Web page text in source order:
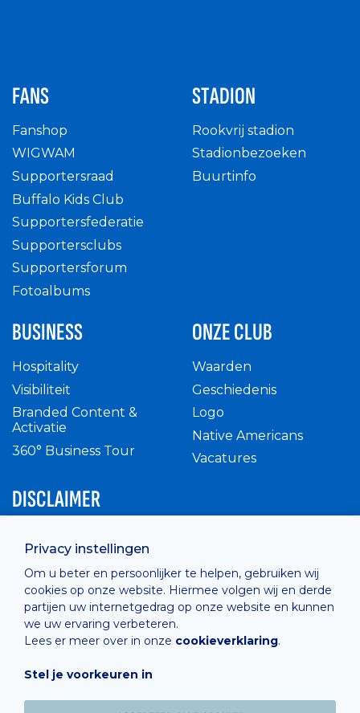
Privacy instellingen
Om u beter en persoonlijker te helpen, gebruiken wij
cookies op onze website. Hiermee volgen wij en derde
partijen uw internetgedrag op onze website en kunnen
we uw ervaring verbeteren.
Lees er meer over in onze cookieverklaring.
Stel je voorkeuren in
FANS
Fanshop
WIGWAM
Supportersraad
Buffalo Kids Club
Supportersfederatie
Supportersclubs
Supportersforum
Fotoalbums
STADION
Rookvrij stadion
Stadionbezoeken
Buurtinfo
BUSINESS
Hospitality
Visibiliteit
Branded Content &
Activatie
360° Business Tour
ONZE CLUB
Waarden
Geschiedenis
Logo
Native Americans
Vacatures
DISCLAIMER
Privacy Policy
Cashless
verkoopsvoorwaarden
Cookie Policy
Hosted by Combell